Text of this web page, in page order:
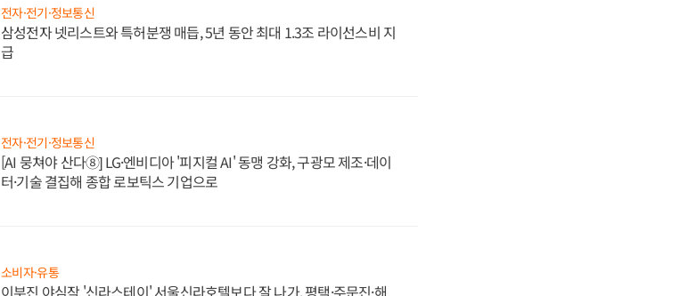
전자·전기·정보통신
삼성전자 넷리스트와 특허분쟁 매듭, 5년 동안 최대 1.3조 라이선스비 지
급
전자·전기·정보통신
[AI 뭉쳐야 산다⑧] LG·엔비디아 '피지컬 AI' 동맹 강화, 구광모 제조·데이
터·기술 결집해 종합 로보틱스 기업으로
소비자·유통
이부진 야심작 '신라스테이' 서울신라호텔보다 잘 나가, 평택·주문진·해